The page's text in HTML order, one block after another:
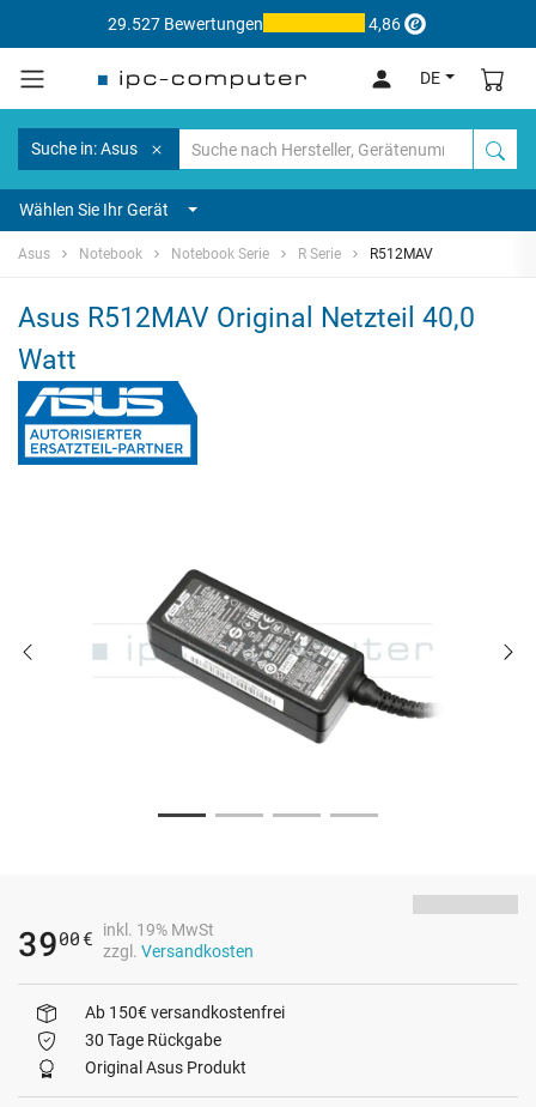
29.527 Bewertungen 4,86
DE
Suche in: Asus
Wählen Sie Ihr Gerät
Asus Notebook Notebook Serie R Serie R512MAV
Asus R512MAV Original Netzteil 40,0
Watt
3900 €
inkl. 19% MwSt
zzgl. Versandkosten
Ab 150€ versandkostenfrei
30 Tage Rückgabe
Original Asus Produkt